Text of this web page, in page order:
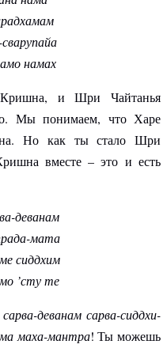
намах
и Шри Чайтанья
Мы понимаем, что Харе
Но как ты стало Шри
вместе – это и есть
деванам
мата
сиддхим
’сту те
деванам сарва-сиддхи-
маха-мантра! Ты можешь